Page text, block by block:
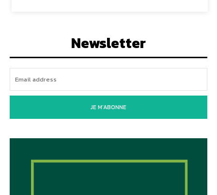
Newsletter
JE M'ABONNE